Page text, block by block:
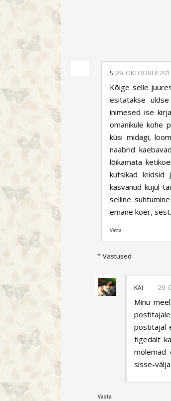
S 29. OKTOOBER
Kõige selle
esitatakse
inimesed ise
omanikule kohe
küsi midagi,
naabrid
lõikamata
kutsikad leidsid
kasvanud kujul
selline
emane koer,
Vasta
Vastused
KAI 29.
Minu
postitajal
tigedalt
mõlemad
sisse-
Vasta